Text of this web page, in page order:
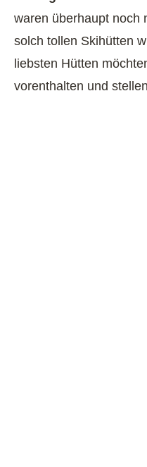
waren überhaupt noch
solch tollen Skihütten
liebsten Hütten
vorenthalten und